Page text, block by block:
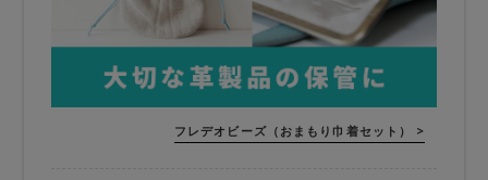
フレデオビーズ（おまもり巾着セット） >